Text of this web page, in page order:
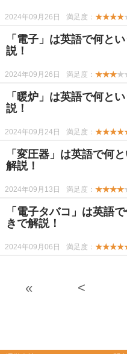
2024年09月26日 満足度： ★★★★
「電子」は英語で何と
説！
2024年09月26日 満足度： ★★★
「暖炉」は英語で何と
説！
2024年09月24日 満足度：
「変圧器」は英語で何
解説！
2024年09月13日 満足度： ★★★★
「電子タバコ」は英語
きで解説！
2024年09月06日 満足度：
« <